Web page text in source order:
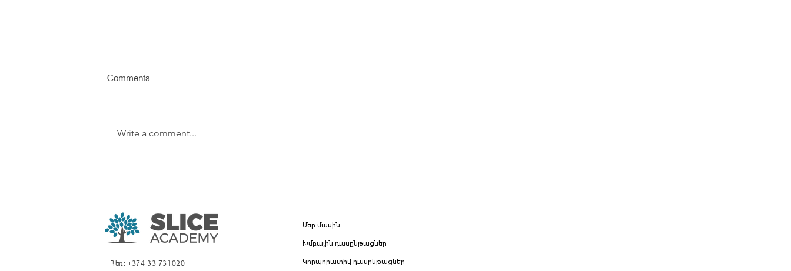
միջավայրի վերլուծություն։
Comments
Write a comment...
Հեռ: +374 33 731020
Մեր մասին
Խմբային դասընթացներ
Կորպորատիվ դասընթացներ